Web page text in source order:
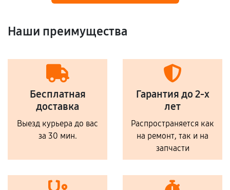
Наши преимущества
Бесплатная
доставка
Выезд курьера до вас
за 30 мин.
Гарантия до 2-х
лет
Распространяется как
на ремонт, так и на
запчасти